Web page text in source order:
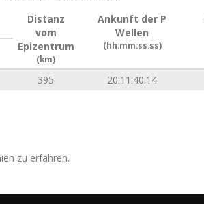
Distanz
vom
Epizentrum
(km)
Ankunft der P
Wellen
(hh:mm:ss.ss)
395 20:11:40.14
zu erfahren.